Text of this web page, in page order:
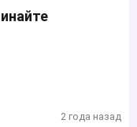
2 года назад